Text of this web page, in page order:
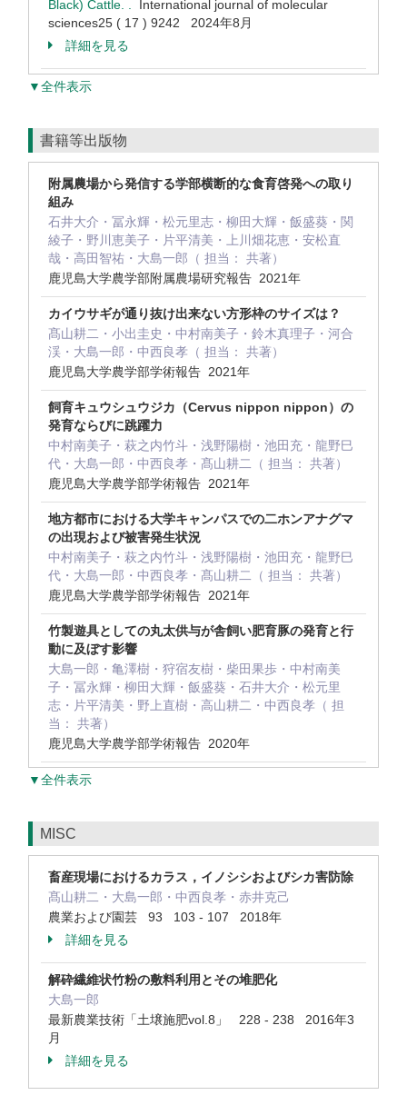
Black) Cattle. .
International journal of molecular
sciences25 ( 17 ) 9242 2024年8月
詳細を見る
▼全件表示
書籍等出版物
附属農場から発信する学部横断的な食育啓発への取り
組み
石井大介・冨永輝・松元里志・柳田大輝・飯盛葵・関
綾子・野川恵美子・片平清美・上川畑花恵・安松直
哉・高田智祐・大島一郎（ 担当： 共著）
鹿児島大学農学部附属農場研究報告 2021年
カイウサギが通り抜け出来ない方形枠のサイズは？
髙山耕二・小出圭史・中村南美子・鈴木真理子・河合
渓・大島一郎・中西良孝（ 担当： 共著）
鹿児島大学農学部学術報告 2021年
飼育キュウシュウジカ（Cervus nippon nippon）の
発育ならびに跳躍力
中村南美子・萩之内竹斗・浅野陽樹・池田充・龍野巳
代・大島一郎・中西良孝・髙山耕二（ 担当： 共著）
鹿児島大学農学部学術報告 2021年
地方都市における大学キャンパスでの二ホンアナグマ
の出現および被害発生状況
中村南美子・萩之内竹斗・浅野陽樹・池田充・龍野巳
代・大島一郎・中西良孝・髙山耕二（ 担当： 共著）
鹿児島大学農学部学術報告 2021年
竹製遊具としての丸太供与が舎飼い肥育豚の発育と行
動に及ぼす影響
大島一郎・亀澤樹・狩宿友樹・柴田果歩・中村南美
子・冨永輝・柳田大輝・飯盛葵・石井大介・松元里
志・片平清美・野上直樹・高山耕二・中西良孝（ 担
当： 共著）
鹿児島大学農学部学術報告 2020年
▼全件表示
MISC
畜産現場におけるカラス，イノシシおよびシカ害防除
髙山耕二・大島一郎・中西良孝・赤井克己
農業および園芸 93 103 - 107 2018年
詳細を見る
解砕繊維状竹粉の敷料利用とその堆肥化
大島一郎
最新農業技術「土壌施肥vol.8」 228 - 238 2016年3
月
詳細を見る